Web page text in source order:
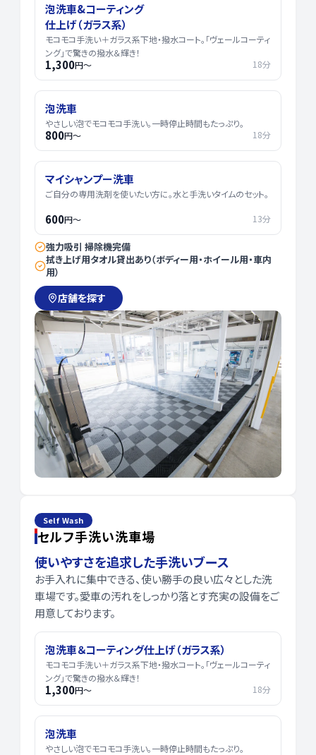
泡洗車&コーティング
仕上げ（ガラス系）
モコモコ手洗い＋ガラス系下地・撥水コート。「ヴェールコーティ
ング」で驚きの撥水＆輝き！
1,300円〜 18分
泡洗車
やさしい泡でモコモコ手洗い。一時停止時間もたっぷり。
800円〜 18分
マイシャンプー洗車
ご自分の専用洗剤を使いたい方に。水と手洗いタイムのセット。
600円〜 13分
強力吸引 掃除機完備
拭き上げ用タオル貸出あり（ボディー用・ホイール用・車内
用）
店舗を探す
Self Wash
セルフ手洗い洗車場
使いやすさを追求した手洗いブース
お手入れに集中できる、使い勝手の良い広々とした洗
車場です。愛車の汚れをしっかり落とす充実の設備をご
用意しております。
泡洗車＆コーティング仕上げ（ガラス系）
モコモコ手洗い＋ガラス系下地・撥水コート。「ヴェールコーティ
ング」で驚きの撥水＆輝き！
1,300円〜 18分
泡洗車
やさしい泡でモコモコ手洗い。一時停止時間もたっぷり。